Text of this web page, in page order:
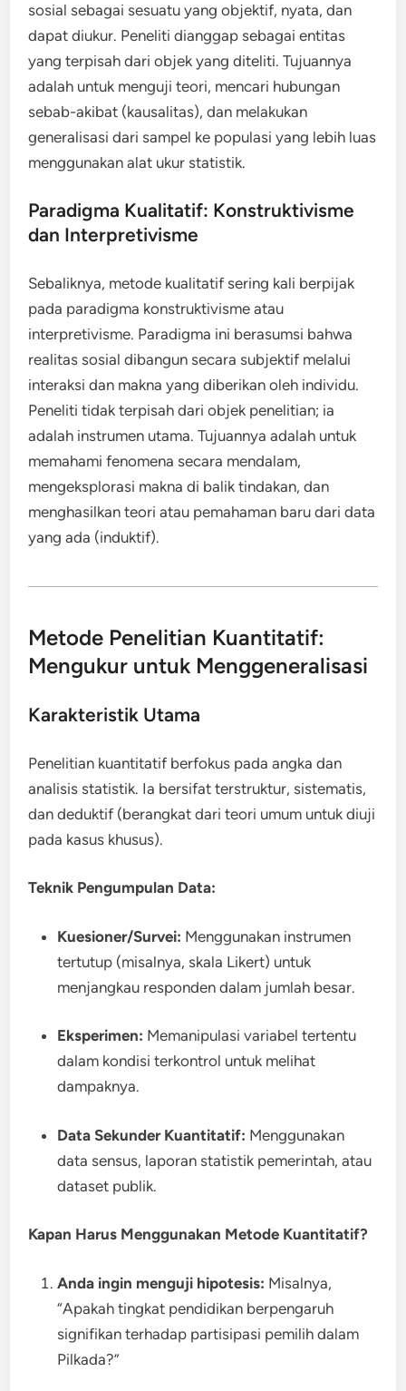
sosial sebagai sesuatu yang objektif, nyata, dan
dapat diukur. Peneliti dianggap sebagai entitas
yang terpisah dari objek yang diteliti. Tujuannya
adalah untuk menguji teori, mencari hubungan
sebab-akibat (kausalitas), dan melakukan
generalisasi dari sampel ke populasi yang lebih luas
menggunakan alat ukur statistik.
Paradigma Kualitatif: Konstruktivisme
dan Interpretivisme
Sebaliknya, metode kualitatif sering kali berpijak
pada paradigma konstruktivisme atau
interpretivisme. Paradigma ini berasumsi bahwa
realitas sosial dibangun secara subjektif melalui
interaksi dan makna yang diberikan oleh individu.
Peneliti tidak terpisah dari objek penelitian; ia
adalah instrumen utama. Tujuannya adalah untuk
memahami fenomena secara mendalam,
mengeksplorasi makna di balik tindakan, dan
menghasilkan teori atau pemahaman baru dari data
yang ada (induktif).
Metode Penelitian Kuantitatif:
Mengukur untuk Menggeneralisasi
Karakteristik Utama
Penelitian kuantitatif berfokus pada angka dan
analisis statistik. Ia bersifat terstruktur, sistematis,
dan deduktif (berangkat dari teori umum untuk diuji
pada kasus khusus).
Teknik Pengumpulan Data:
Kuesioner/Survei: Menggunakan instrumen
tertutup (misalnya, skala Likert) untuk
menjangkau responden dalam jumlah besar.
Eksperimen: Memanipulasi variabel tertentu
dalam kondisi terkontrol untuk melihat
dampaknya.
Data Sekunder Kuantitatif: Menggunakan
data sensus, laporan statistik pemerintah, atau
dataset publik.
Kapan Harus Menggunakan Metode Kuantitatif?
Anda ingin menguji hipotesis: Misalnya,
“Apakah tingkat pendidikan berpengaruh
signifikan terhadap partisipasi pemilih dalam
Pilkada?”